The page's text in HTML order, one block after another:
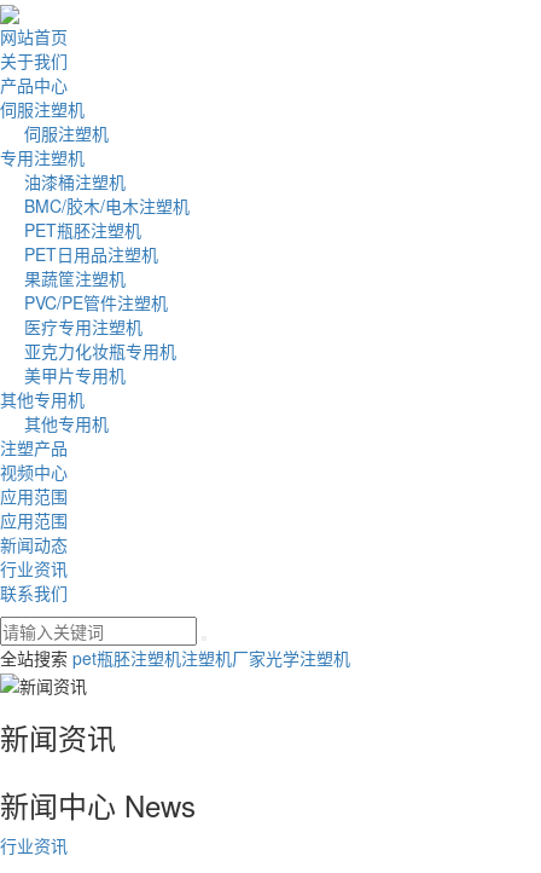
网站首页
关于我们
产品中心
伺服注塑机
伺服注塑机
专用注塑机
油漆桶注塑机
BMC/胶木/电木注塑机
PET瓶胚注塑机
PET日用品注塑机
果蔬筐注塑机
PVC/PE管件注塑机
医疗专用注塑机
亚克力化妆瓶专用机
美甲片专用机
其他专用机
其他专用机
注塑产品
视频中心
应用范围
应用范围
新闻动态
行业资讯
联系我们
全站搜索 pet瓶胚注塑机注塑机厂家光学注塑机
新闻资讯
新闻中心 News
行业资讯